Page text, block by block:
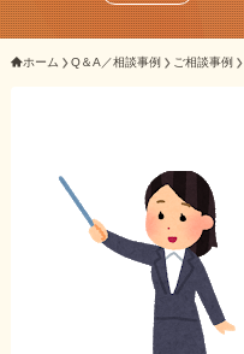
初回相談料0
サポート料
ご相談事例
外出困難でもOK
非対面で申
ホーム Q＆A／相談事例 ご相談事例